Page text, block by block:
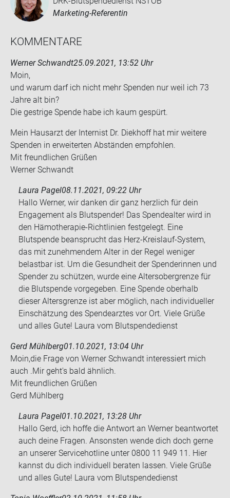
Marketing-Referentin
KOM­MEN­TA­RE
Werner Schwandt25.09.2021, 13:52 Uhr
Moin,
und warum darf ich nicht mehr Spen­den nur weil ich 73
Jahre alt bin?
Die gest­ri­ge Spen­de habe ich kaum ge­spürt.
Mein Haus­arzt der In­ter­nist Dr. Diek­hoff hat mir wei­te­re
Spen­den in er­wei­ter­ten Ab­stän­den emp­foh­len.
Mit freund­li­chen Grü­ßen
Wer­ner Schwandt
Laura Pagel08.11.2021, 09:22 Uhr
Hallo Werner, wir danken dir ganz herzlich für dein
Engagement als Blutspender! Das Spendealter wird in
den Hämotherapie-Richtlinien festgelegt. Eine
Blutspende beansprucht das Herz-Kreislauf-System,
das mit zunehmendem Alter in der Regel weniger
belastbar ist. Um die Gesundheit der Spenderinnen und
Spender zu schützen, wurde eine Altersobergrenze für
die Blutspende vorgegeben. Eine Spende oberhalb
dieser Altersgrenze ist aber möglich, nach individueller
Einschätzung des Spendearztes vor Ort. Viele Grüße
und alles Gute! Laura vom Blutspendedienst
Gerd Mühlberg01.10.2021, 13:04 Uhr
Moin,die Frage von Wer­ner Schwandt in­ter­es­siert mich
auch .Mir geht's bald ähn­lich.
Mit freund­li­chen Grü­ßen
Gerd Mühl­berg
Laura Pagel01.10.2021, 13:28 Uhr
Hallo Gerd, ich hoffe die Antwort an Werner beantwortet
auch deine Fragen. Ansonsten wende dich doch gerne
an unserer Servicehotline unter 0800 11 949 11. Hier
kannst du dich individuell beraten lassen. Viele Grüße
und alles Gute! Laura vom Blutspendedienst